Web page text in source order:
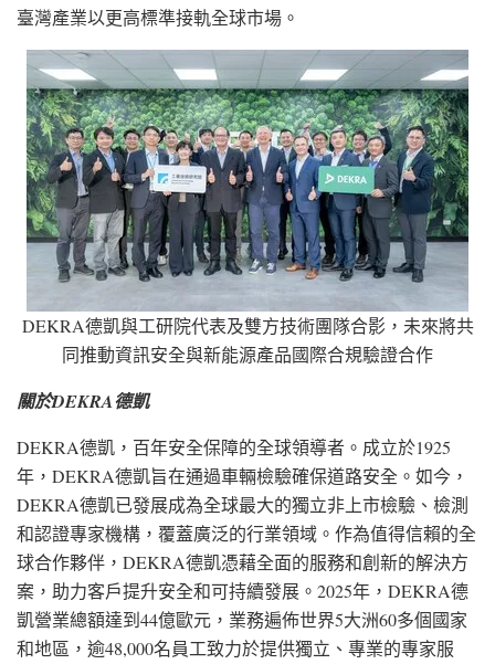
臺灣產業以更高標準接軌全球市場。
DEKRA德凱與工研院代表及雙方技術團隊合影，未來將共
同推動資訊安全與新能源產品國際合規驗證合作
關於DEKRA德凱
DEKRA德凱，百年安全保障的全球領導者。成立於1925
年，DEKRA德凱旨在通過車輛檢驗確保道路安全。如今，
DEKRA德凱已發展成為全球最大的獨立非上市檢驗、檢測
和認證專家機構，覆蓋廣泛的行業領域。作為值得信賴的全
球合作夥伴，DEKRA德凱憑藉全面的服務和創新的解決方
案，助力客戶提升安全和可持續發展。2025年，DEKRA德
凱營業總額達到44億歐元，業務遍佈世界5大洲60多個國家
和地區，逾48,000名員工致力於提供獨立、專業的專家服